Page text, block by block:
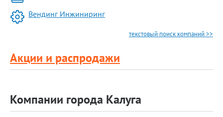
Вендинг Инжиниринг
текстовый поиск компаний >>
Акции и распродажи
Компании города Калуга